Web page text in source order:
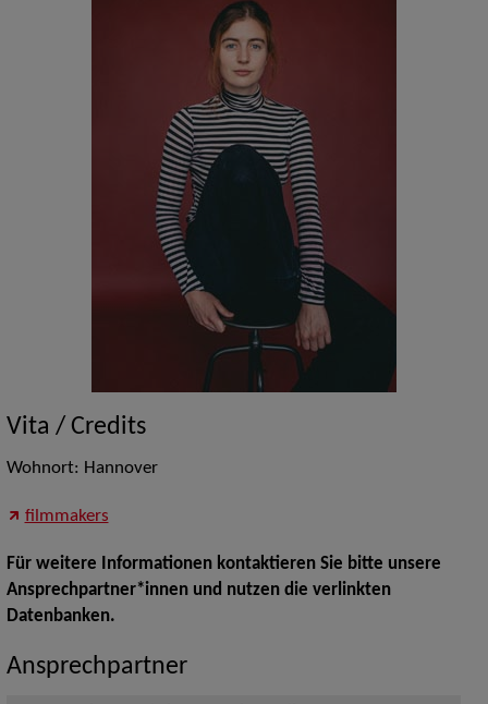
Vita / Credits
Wohnort: Hannover
filmmakers
Für weitere Informationen kontaktieren Sie bitte unsere
Ansprechpartner*innen und nutzen die verlinkten
Datenbanken.
Ansprechpartner